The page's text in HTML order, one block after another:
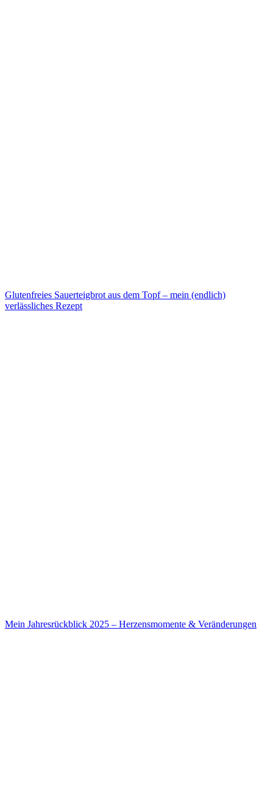
Glutenfreies Sauerteigbrot aus dem Topf – mein (endlich)
verlässliches Rezept
Mein Jahresrückblick 2025 – Herzensmomente & Veränderungen